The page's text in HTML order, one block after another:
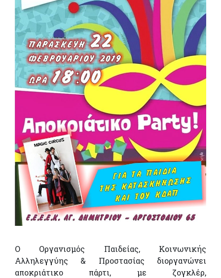
Ο Οργανισμός Παιδείας, Κοινωνικής
Αλληλεγγύης & Προστασίας διοργανώνει
αποκριάτικο πάρτι, με ζογκλέρ,